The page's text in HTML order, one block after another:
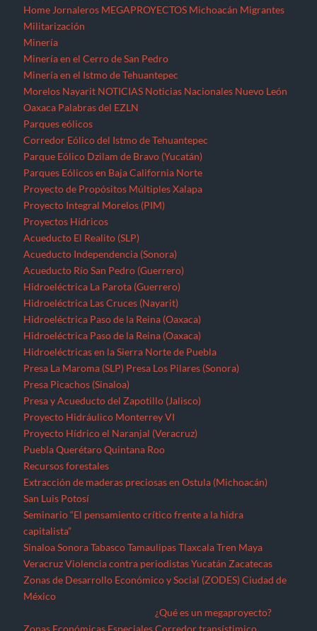
Home Jornaleros MEGAPROYECTOS Michoacán Migrantes
Militarización
Minería
Minería en el Cerro de San Pedro
Minería en el Istmo de Tehuantepec
Morelos Nayarit NOTICIAS Noticias Nacionales Nuevo León
Oaxaca Palabras del EZLN
Parques eólicos
Corredor Eólico del Istmo de Tehuantepec
Parque Eólico Dzilam de Bravo (Yucatán)
Parques Eólicos en Baja California Norte
Proyecto de Propósitos Múltiples Xalapa
Proyecto Integral Morelos (PIM)
Proyectos Hídricos
Acueducto El Realito (SLP)
Acueducto Independencia (Sonora)
Acueducto Río San Pedro (Guerrero)
Hidroeléctrica La Parota (Guerrero)
Hidroeléctrica Las Cruces (Nayarit)
Hidroeléctrica Paso de la Reina (Oaxaca)
Hidroeléctrica Paso de la Reina (Oaxaca)
Hidroeléctricas en la Sierra Norte de Puebla
Presa La Maroma (SLP) Presa Los Pilares (Sonora)
Presa Picachos (Sinaloa)
Presa y Acueducto del Zapotillo (Jalisco)
Proyecto Hidráulico Monterrey VI
Proyecto Hídrico el Naranjal (Veracruz)
Puebla Querétaro Quintana Roo
Recursos forestales
Extracción de maderas preciosas en Ostula (Michoacán)
San Luis Potosí
Seminario “El pensamiento crítico frente a la hidra
capitalista”
Sinaloa Sonora Tabasco Tamaulipas Tlaxcala Tren Maya
Veracruz Violencia contra periodistas Yucatán Zacatecas
Zonas de Desarrollo Económico y Social (ZODES) Ciudad de
México
Zonas Económicas Especiales
¿Qué es un megaproyecto?
Corredor transístimico